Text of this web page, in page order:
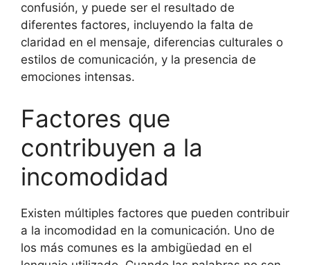
confusión, y puede ser el resultado de
diferentes factores, incluyendo la falta de
claridad en el mensaje, diferencias culturales o
estilos de comunicación, y la presencia de
emociones intensas.
Factores que
contribuyen a la
incomodidad
Existen múltiples factores que pueden contribuir
a la incomodidad en la comunicación. Uno de
los más comunes es la ambigüedad en el